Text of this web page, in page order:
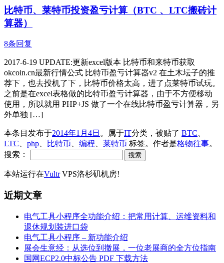
比特币、莱特币投资盈亏计算（BTC 、LTC搬砖计
算器）
8条回复
2017-6-19 UPDATE:更新excel版本 比特币和来特币获取
okcoin.cn最新行情公式 比特币盈亏计算器v2 在土木坛子的推
荐下，也去投机了下，比特币价格太高，进了点莱特币试玩。
之前是在excel表格做的比特币盈亏计算器，由于不方便移动
使用，所以就用 PHP+JS 做了一个在线比特币盈亏计算器，另
外单独 […]
本条目发布于2014年1月4日 。属于IT分类，被贴了 BTC
LTC
php 比特币 编程 莱特币 标签。 作者是格物往事。
搜索：
本站运行在VultrVPS洛杉矶机房!
近期文章
电气工具小程序全功能介绍：把常用计算、运维资料和
退休规划装进口袋
电气工具小程序 – 新功能介绍
展会生意经：从选位到撤展，一位老展商的全方位指南
国网ECP2.0中标公告 PDF 下载方法